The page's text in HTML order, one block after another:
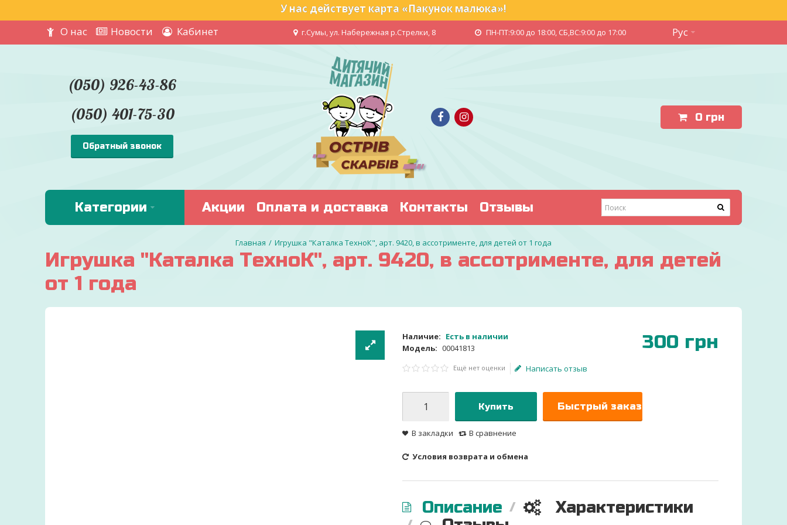
У нас действует карта «Пакунок малюка»!
О нас
Новости Кабинет г.Сумы, ул. Набережная р.Стрелки, 8 ПН-ПТ:9:00 до 18:00, СБ,ВС:9:00 до 17:00 Рус
(050) 926-43-86
(050) 401-75-30
Обратный звонок
0 грн
Категории Акции Оплата и доставка Контакты Отзывы
Игрушка "Каталка ТехноК", арт. 9420, в ассотрименте, для детей от 1 года
Игрушка "Каталка ТехноК", арт. 9420, в ассотрименте, для детей
от 1 года
Наличие: Есть в наличии
Модель: 00041813 300 грн
Ещё нет оценки Написать отзыв
Купить Быстрый заказ
В закладки В сравнение
Условия возврата и обмена
Описание
Характеристики